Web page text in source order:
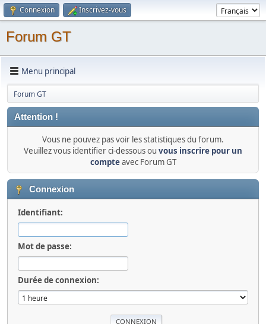
Connexion Inscrivez-vous
Forum GT
Menu principal
Forum GT
Attention !
Vous ne pouvez pas voir les statistiques du forum.
Veuillez vous identifier ci-dessous ou vous inscrire pour un
compteavec Forum GT
Connexion
Identifiant:
Mot de passe:
Durée de connexion: